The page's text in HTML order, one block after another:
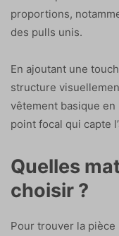
proportions,
des pulls unis.
En ajoutant une
structure
vêtement basique
point focal qui capte
Quelles
choisir ?
Pour trouver la